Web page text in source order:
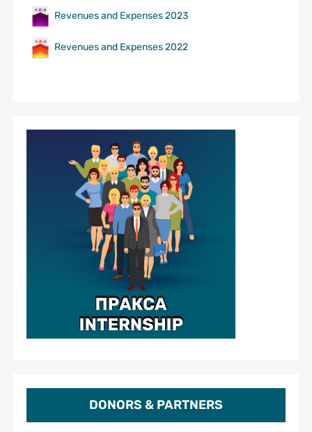
Revenues and Expenses 2023
Revenues and Expenses 2022
DONORS & PARTNERS